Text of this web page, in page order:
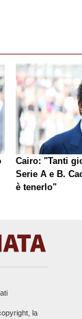
Cairo: "Tanti
Serie A e B.
è tenerlo"
la